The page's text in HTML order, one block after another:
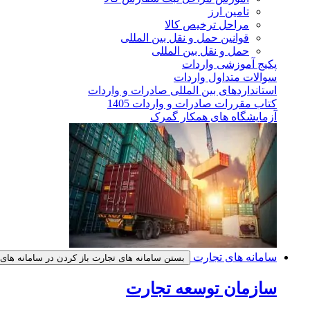
تامین ارز
مراحل ترخیص کالا
قوانین حمل و نقل بین المللی
حمل و نقل بین المللی
پکیج آموزشی واردات
سوالات متداول واردات
استانداردهای بین المللی صادرات و واردات
کتاب مقررات صادرات و واردات 1405
آزمایشگاه های همکار گمرک
سامانه های تجارت بستن سامانه های تجارت باز کردن در سامانه
سازمان توسعه تجارت